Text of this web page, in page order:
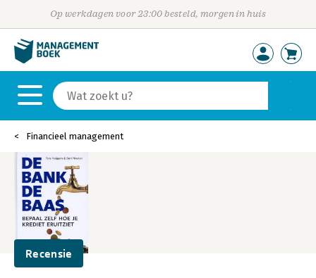
Op werkdagen voor 23:00 besteld, morgen in huis
Financieel management
Recensie